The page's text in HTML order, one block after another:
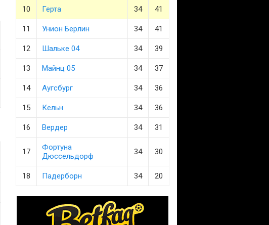
10 Герта 34 41
11 Унион Берлин 34 41
12 Шальке 04 34 39
13 Майнц 05 34 37
14 Аугсбург 34 36
15 Кельн 34 36
16 Вердер 34 31
17
Фортуна
Дюссельдорф
34 30
18 Падерборн 34 20